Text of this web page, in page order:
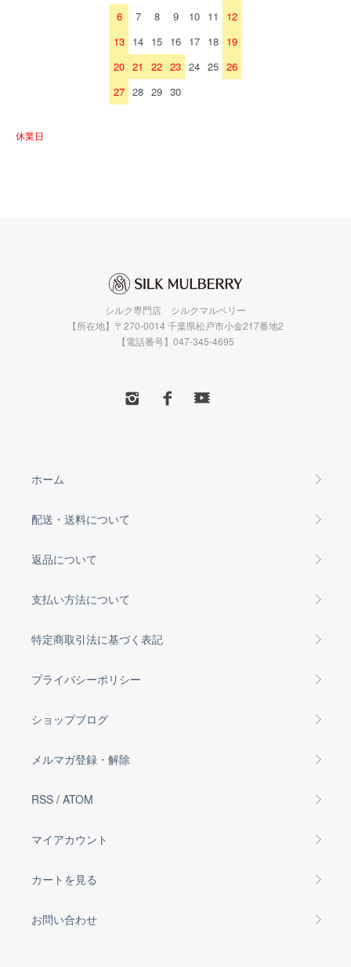
6
7 8 9 10 11
12
13 14 15 16 17 18 19
20 21 22 23 24 25 26
27 28 29 30
休業日
シルク専門店 シルクマルベリー
【所在地】〒270-0014 千葉県松戸市小金217番地2
【電話番号】047-345-4695
ホーム
配送・送料について
返品について
支払い方法について
特定商取引法に基づく表記
プライバシーポリシー
ショップブログ
メルマガ登録・解除
RSS / ATOM
マイアカウント
カートを見る
お問い合わせ